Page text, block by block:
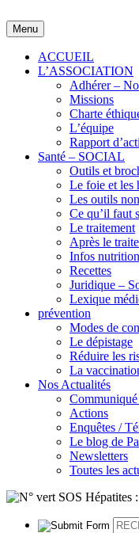
to
content
Menu
ACCUEIL
L’ASSOCIATION
Adhérer –
Missions
Charte
L’équipe
Rapport
Santé – SOCIAL
Outils et
Le foie et les
Les outils
Ce qu’il faut
Le traitement
Après le
Infos nutrition
Recettes
Juridique –
Lexique
prévention
Modes de
Le dépistage
Réduire les
La
Nos Actualités
Communiqué
Actions
Enquêtes /
Le blog de
Newsletters
Toutes les